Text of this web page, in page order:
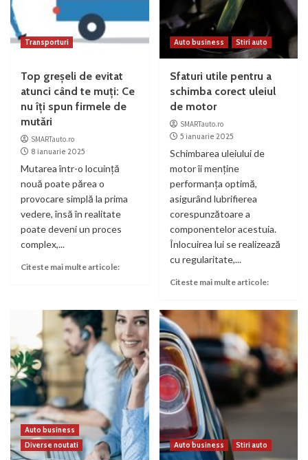
Transporturi
Top greșeli de evitat
atunci când te muți: Ce
nu îți spun firmele de
mutări
SMARTauto.ro
8 ianuarie 2025
Mutarea într-o locuință
nouă poate părea o
provocare simplă la prima
vedere, însă în realitate
poate deveni un proces
complex,...
Citeste mai multe articole:
Auto business Stiri auto
Sfaturi utile pentru a
schimba corect uleiul
de motor
SMARTauto.ro
5 ianuarie 2025
Schimbarea uleiului de
motor îi menține
performanța optimă,
asigurând lubrifierea
corespunzătoare a
componentelor acestuia.
Înlocuirea lui se realizează
cu regularitate,...
Citeste mai multe articole:
Auto business
Diverse noutati
Auto business Stiri auto